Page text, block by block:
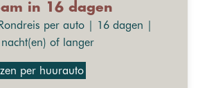
in 16 dagen
per auto | 16 dagen |
of langer
per huurauto